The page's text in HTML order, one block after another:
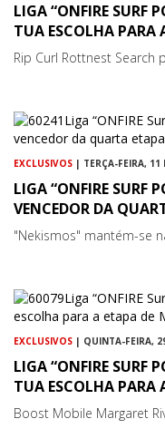
LIGA “ONFIRE SURF
TUA ESCOLHA PARA
Rip Curl Rottnest Search
EXCLUSIVOS | TERÇA-FEIRA, 11
LIGA “ONFIRE SURF
VENCEDOR DA
"Nekismos" mantém-se
EXCLUSIVOS | QUINTA-FEIRA,
LIGA “ONFIRE SURF
TUA ESCOLHA PARA
Boost Mobile Margaret